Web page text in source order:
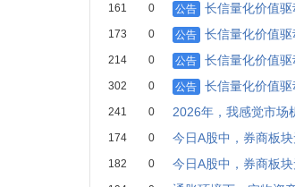
161 0 公告 长信量化价值
173 0 公告 长信量化价值
214 0 公告 长信量化价值
302 0 公告 长信量化价值
241 0 2026年，我感觉市场
174 0 今日A股中，券商板
182 0 今日A股中，券商板